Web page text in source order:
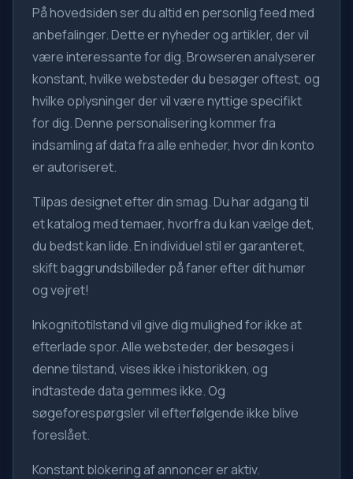
På hovedsiden ser du altid en personlig feed med
anbefalinger. Dette er nyheder og artikler, der vil
være interessante for dig. Browseren analyserer
konstant, hvilke websteder du besøger oftest, og
hvilke oplysninger der vil være nyttige specifikt
for dig. Denne personalisering kommer fra
indsamling af data fra alle enheder, hvor din konto
er autoriseret.
Tilpas designet efter din smag. Du har adgang til
et katalog med temaer, hvorfra du kan vælge det,
du bedst kan lide. En individuel stil er garanteret,
skift baggrundsbilleder på faner efter dit humør
og vejret!
Inkognitotilstand vil give dig mulighed for ikke at
efterlade spor. Alle websteder, der besøges i
denne tilstand, vises ikke i historikken, og
indtastede data gemmes ikke. Og
søgeforespørgsler vil efterfølgende ikke blive
foreslået.
Konstant blokering af annoncer er aktiv.